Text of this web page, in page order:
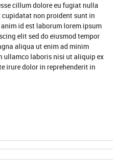
cillum dolore eu fugiat nulla
non proident sunt in
id est laborum lorem ipsum
elit sed do eiusmod tempor
aliqua ut enim ad minim
ullamco laboris nisi ut aliquip ex
irure dolor in reprehenderit in